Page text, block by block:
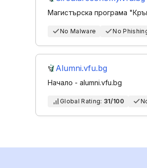
Магистърска програма
No Malware No
Alumni.vfu.bg
Начало - alumni.vfu.bg
Global Rating: 31/100